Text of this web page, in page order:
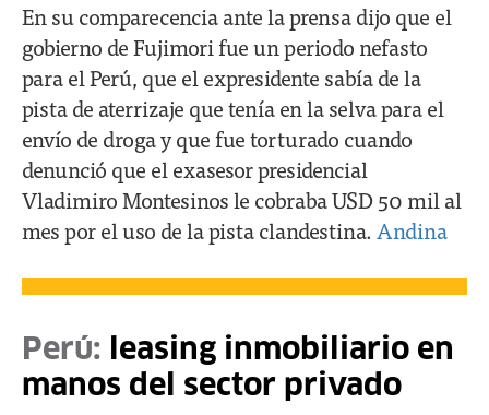
En su comparecencia ante la prensa dijo que el
gobierno de Fujimori fue un periodo nefasto
para el Perú, que el expresidente sabía de la
pista de aterrizaje que tenía en la selva para el
envío de droga y que fue torturado cuando
denunció que el exasesor presidencial
Vladimiro Montesinos le cobraba USD 50 mil al
mes por el uso de la pista clandestina. Andina
Perú: leasing inmobiliario en
manos del sector privado